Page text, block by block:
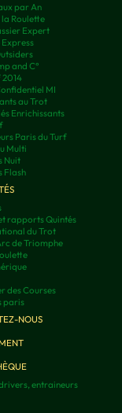
par An
Roulette
Expert
and C°
2014
MI
au Trot
Enrichissants
Paris du Turf
Multi
Nuit
Flash
rapports Quintés
du Trot
de Triomphe
des Courses
paris
NOUS
entraineurs